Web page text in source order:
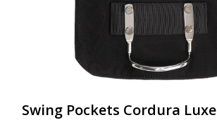
Swing Pockets Cordura Luxe